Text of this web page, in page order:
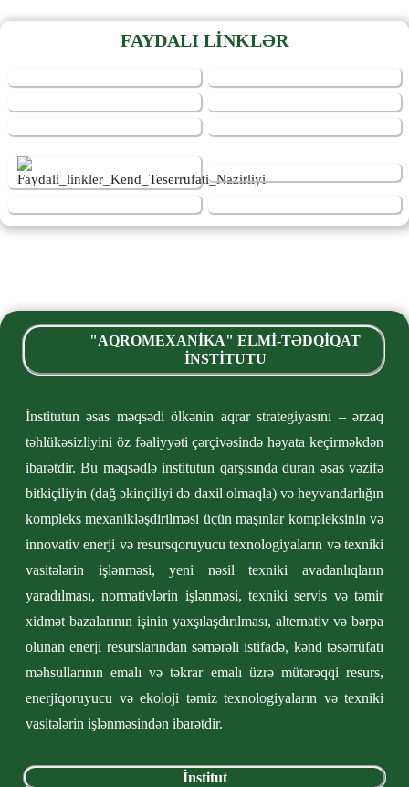
FAYDALI LİNKLƏR
"AQROMEXANİKA" ELMİ-TƏDQİQAT
İNSTİTUTU
İnstitutun əsas məqsədi ölkənin aqrar strategiyasını – ərzaq
təhlükəsizliyini öz fəaliyyəti çərçivəsində həyata keçirməkdən
ibarətdir. Bu məqsədlə institutun qarşısında duran əsas vəzifə
bitkiçiliyin (dağ əkinçiliyi də daxil olmaqla) və heyvandarlığın
kompleks mexanikləşdirilməsi üçün maşınlar kompleksinin və
innovativ enerji və resursqoruyucu texnologiyaların və texniki
vasitələrin işlənməsi, yeni nəsil texniki avadanlıqların
yaradılması, normativlərin işlənməsi, texniki servis və təmir
xidmət bazalarının işinin yaxşılaşdırılması, alternativ və bərpa
olunan enerji resurslarından səmərəli istifadə, kənd təsərrüfatı
məhsullarının emalı və təkrar emalı üzrə mütərəqqi resurs,
enerjiqoruyucu və ekoloji təmiz texnologiyaların və texniki
vasitələrin işlənməsindən ibarətdir.
İnstitut